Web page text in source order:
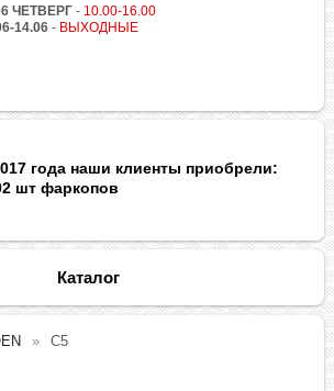
ЧЕТВЕРГ - 10.00-16.00
14.06 - ВЫХОДНЫЕ
года наши клиенты приобрели:
шт фаркопов
Каталог
C5